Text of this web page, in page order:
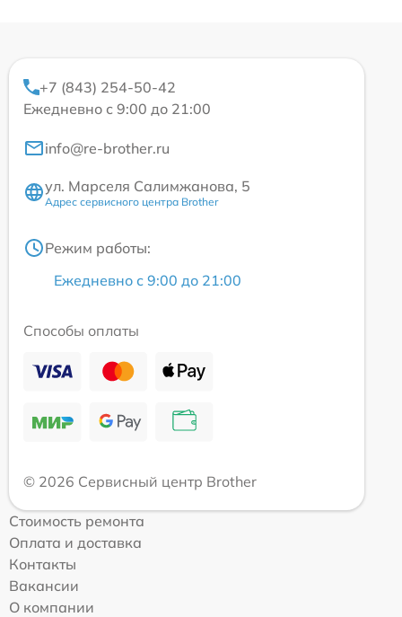
+7 (843) 254-50-42
Ежедневно с 9:00 до 21:00
info@re-brother.ru
ул. Марселя Салимжанова, 5
Адрес сервисного центра Brother
Режим работы:
Ежедневно с 9:00 до 21:00
Способы оплаты
© 2026 Сервисный центр Brother
Стоимость ремонта
Оплата и доставка
Контакты
Вакансии
О компании